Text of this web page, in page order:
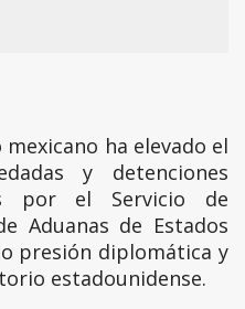
ha elevado el
y detenciones
por el Servicio de
Aduanas de Estados
presión diplomática y
estadounidense.